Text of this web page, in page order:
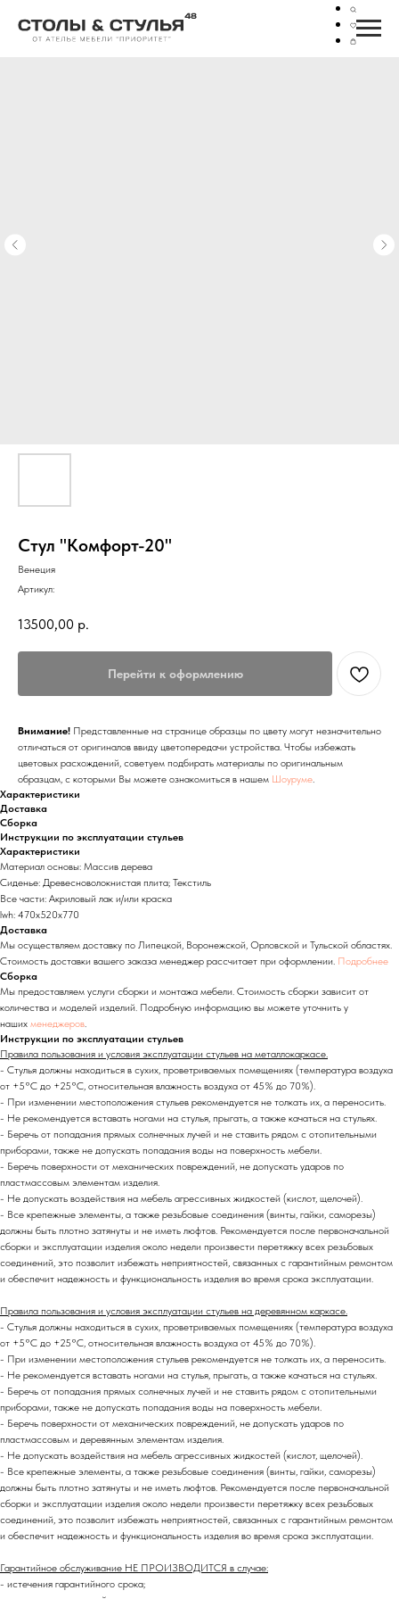
Стул "Комфорт-20"
Венеция
Артикул:
13500,00 р.
Перейти к оформлению
Внимание! Представленные на странице образцы по цвету могут незначительно
отличаться от оригиналов ввиду цветопередачи устройства. Чтобы избежать
цветовых расхождений, советуем подбирать материалы по оригинальным
образцам, с которыми Вы можете ознакомиться в нашем Шоуруме.
Характеристики
Доставка
Сборка
Инструкции по эксплуатации стульев
Характеристики
Материал основы: Массив дерева
Сиденье: Древесноволокнистая плита; Текстиль
Все части: Акриловый лак и/или краска
lwh: 470x520x770
Доставка
Мы осуществляем доставку по Липецкой, Воронежской, Орловской и Тульской областях.
Стоимость доставки вашего заказа менеджер рассчитает при оформлении. Подробнее
Сборка
Мы предоставляем услуги сборки и монтажа мебели. Стоимость сборки зависит от
количества и моделей изделий. Подробную информацию вы можете уточнить у
наших менеджеров.
Инструкции по эксплуатации стульев
Правила пользования и условия эксплуатации стульев на металлокаркасе.
- Стулья должны находиться в сухих, проветриваемых помещениях (температура воздуха
от +5°C до +25°C, относительная влажность воздуха от 45% до 70%).
- При изменении местоположения стульев рекомендуется не толкать их, а переносить.
- Не рекомендуется вставать ногами на стулья, прыгать, а также качаться на стульях.
- Беречь от попадания прямых солнечных лучей и не ставить рядом с отопительными
приборами, также не допускать попадания воды на поверхность мебели.
- Беречь поверхности от механических повреждений, не допускать ударов по
пластмассовым элементам изделия.
- Не допускать воздействия на мебель агрессивных жидкостей (кислот, щелочей).
- Все крепежные элементы, а также резьбовые соединения (винты, гайки, саморезы)
должны быть плотно затянуты и не иметь люфтов. Рекомендуется после первоначальной
сборки и эксплуатации изделия около недели произвести перетяжку всех резьбовых
соединений, это позволит избежать неприятностей, связанных с гарантийным ремонтом
и обеспечит надежность и функциональность изделия во время срока эксплуатации.
Правила пользования и условия эксплуатации стульев на деревянном каркасе.
- Стулья должны находиться в сухих, проветриваемых помещениях (температура воздуха
от +5°C до +25°C, относительная влажность воздуха от 45% до 70%).
- При изменении местоположения стульев рекомендуется не толкать их, а переносить.
- Не рекомендуется вставать ногами на стулья, прыгать, а также качаться на стульях.
- Беречь от попадания прямых солнечных лучей и не ставить рядом с отопительными
приборами, также не допускать попадания воды на поверхность мебели.
- Беречь поверхности от механических повреждений, не допускать ударов по
пластмассовым и деревянным элементам изделия.
- Не допускать воздействия на мебель агрессивных жидкостей (кислот, щелочей).
- Все крепежные элементы, а также резьбовые соединения (винты, гайки, саморезы)
должны быть плотно затянуты и не иметь люфтов. Рекомендуется после первоначальной
сборки и эксплуатации изделия около недели произвести перетяжку всех резьбовых
соединений, это позволит избежать неприятностей, связанных с гарантийным ремонтом
и обеспечит надежность и функциональность изделия во время срока эксплуатации.
Гарантийное обслуживание НЕ ПРОИЗВОДИТСЯ в случае:
- истечения гарантийного срока;